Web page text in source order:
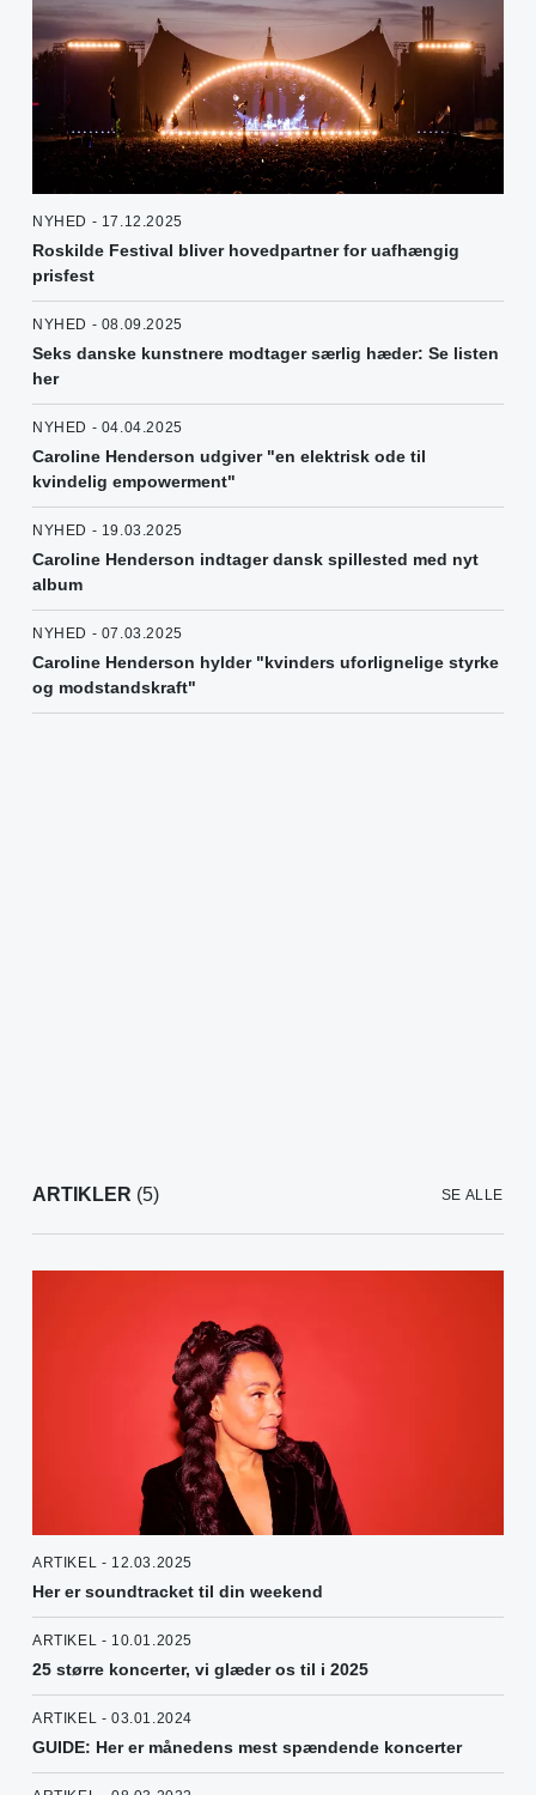
NYHED - 17.12.2025
Roskilde Festival bliver hovedpartner for uafhængig
prisfest
NYHED - 08.09.2025
Seks danske kunstnere modtager særlig hæder: Se listen
her
NYHED - 04.04.2025
Caroline Henderson udgiver "en elektrisk ode til
kvindelig empowerment"
NYHED - 19.03.2025
Caroline Henderson indtager dansk spillested med nyt
album
NYHED - 07.03.2025
Caroline Henderson hylder "kvinders uforlignelige styrke
og modstandskraft"
ARTIKLER (5) SE ALLE
ARTIKEL - 12.03.2025
Her er soundtracket til din weekend
ARTIKEL - 10.01.2025
25 større koncerter, vi glæder os til i 2025
ARTIKEL - 03.01.2024
GUIDE: Her er månedens mest spændende koncerter